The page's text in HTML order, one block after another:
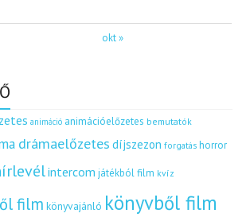
okt »
animáció animációelőzetes bemutatók
drámaelőzetes díjszezon forgatás horror
intercom játékból film kvíz
film könyvajánló könyvből film